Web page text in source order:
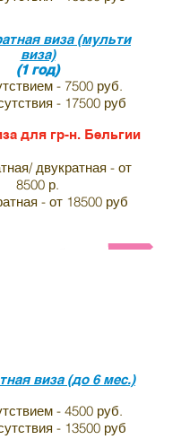
виза (мульти
виза)
(1 год)
- 7500 руб.
- 17500 руб
для гр-н. Бельгии
двукратная - от
8500 р.
- от 18500 руб
необходимых
виза (до 6 мес.)
- 4500 руб.
- 13500 руб